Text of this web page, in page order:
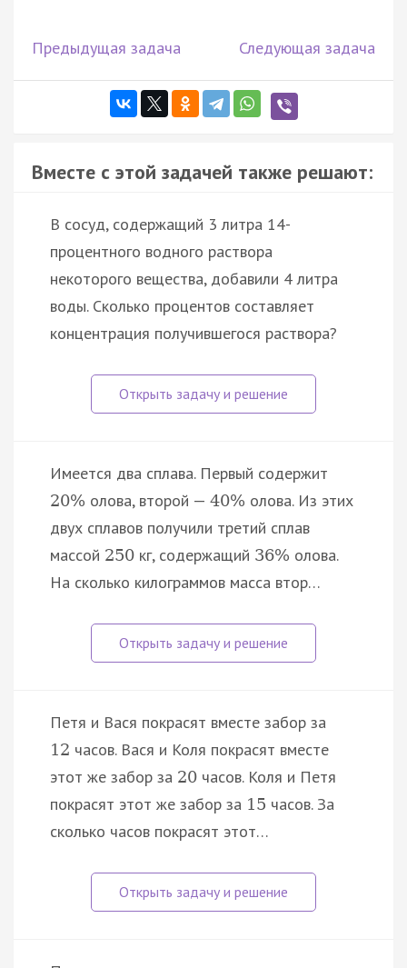
Предыдущая задача Следующая задача
Вместе с этой задачей также решают:
В сосуд, содержащий 3 литра 14-
процентного водного раствора
некоторого вещества, добавили 4 литра
воды. Сколько процентов составляет
концентрация получившегося раствора?
Имеется два сплава. Первый содержит
20% олова, второй — 40% олова. Из этих
двух сплавов получили третий сплав
массой 250 кг, содержащий 36% олова.
На сколько килограммов масса втор…
Петя и Вася покрасят вместе забор за
12 часов. Вася и Коля покрасят вместе
этот же забор за 20 часов. Коля и Петя
покрасят этот же забор за 15 часов. За
сколько часов покрасят этот…